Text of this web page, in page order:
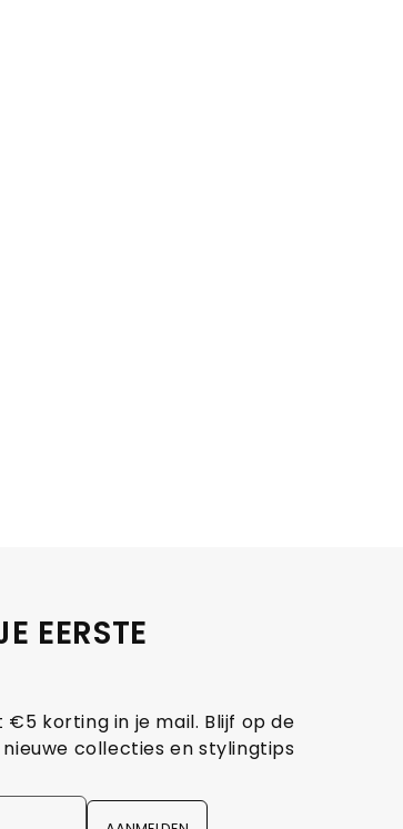
EERSTE
korting in je mail. Blijf op de
collecties en stylingtips